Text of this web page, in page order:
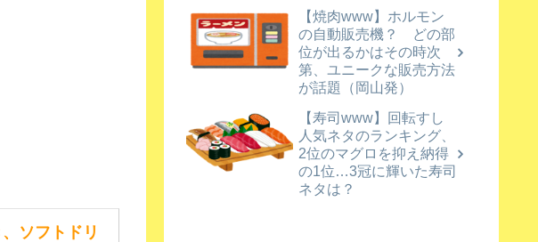
ソフトドリ
【焼肉www】ホルモン
の自動販売機？ どの部
位が出るかはその時次
第、ユニークな販売方法
が話題（岡山発）
【寿司www】回転すし
人気ネタのランキング、
2位のマグロを抑え納得
の1位…3冠に輝いた寿司
ネタは？